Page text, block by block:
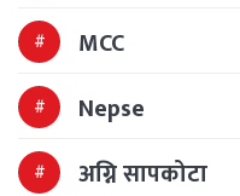
MCC
Nepse
अग्नि सापकोटा